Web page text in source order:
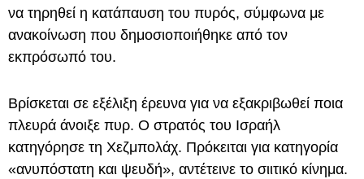
να τηρηθεί η κατάπαυση του πυρός, σύμφωνα με
ανακοίνωση που δημοσιοποιήθηκε από τον
εκπρόσωπό του.
Βρίσκεται σε εξέλιξη έρευνα για να εξακριβωθεί ποια
πλευρά άνοιξε πυρ. Ο στρατός του Ισραήλ
κατηγόρησε τη Χεζμπολάχ. Πρόκειται για κατηγορία
«ανυπόστατη και ψευδή», αντέτεινε το σιιτικό κίνημα.